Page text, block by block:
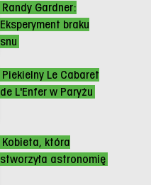
Randy Gardner:
Eksperyment braku
snu
Piekielny Le Cabaret
de L'Enfer w Paryżu
Kobieta, która
stworzyła astronomię